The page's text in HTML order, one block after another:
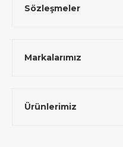
Sözleşmeler
Markalarımız
Ürünlerimiz